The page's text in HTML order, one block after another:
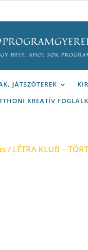
JÁTSZÓTEREK
KREATÍV
/ LÉTRA KLUB –